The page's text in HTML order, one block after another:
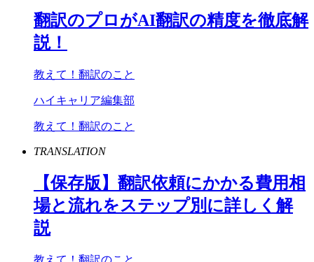
翻訳のプロがAI翻訳の精度を徹底解
説！
教えて！翻訳のこと
ハイキャリア編集部
教えて！翻訳のこと
TRANSLATION
【保存版】翻訳依頼にかかる費用相
場と流れをステップ別に詳しく解
説